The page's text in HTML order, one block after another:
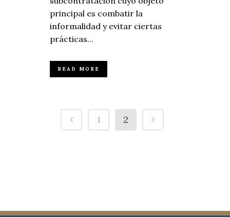
principal es combatir la
informalidad y evitar ciertas
prácticas...
READ MORE
1 2